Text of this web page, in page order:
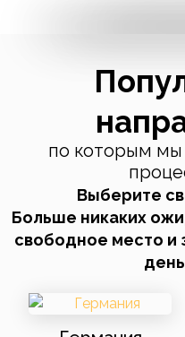
по которым мы
Выберите
Больше никаких
свободное место и